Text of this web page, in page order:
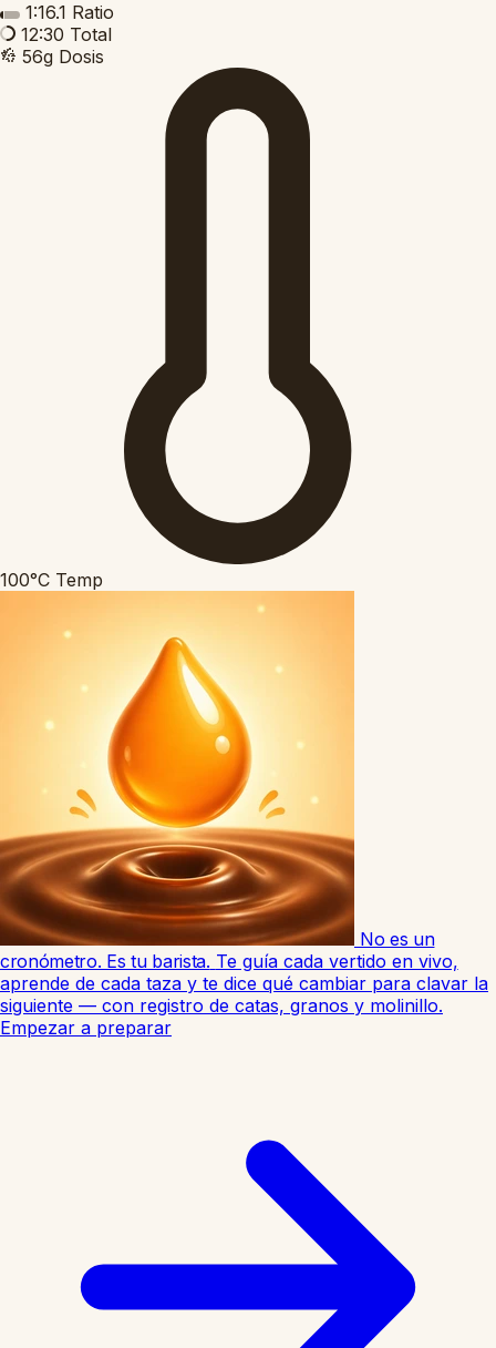
1:16.1 Ratio
12:30 Total
56g Dosis
100°C Temp
No es un
cronómetro. Es tu barista. Te guía cada vertido en vivo,
aprende de cada taza y te dice qué cambiar para clavar la
siguiente — con registro de catas, granos y molinillo.
Empezar a preparar